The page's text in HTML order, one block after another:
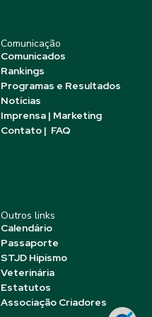
Comunicação
Comunicados
Rankings
Programas e Resultados
Notícias
Imprensa | Marketing
Contato | FAQ
Outros links
Calendário
Passaporte
STJD Hipismo
Veterinária
Estatutos
Associação Criadores